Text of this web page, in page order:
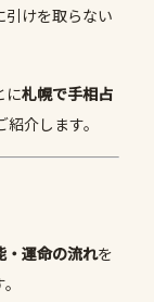
けを取らない
に札幌で手相占
介します。
・運命の流れを